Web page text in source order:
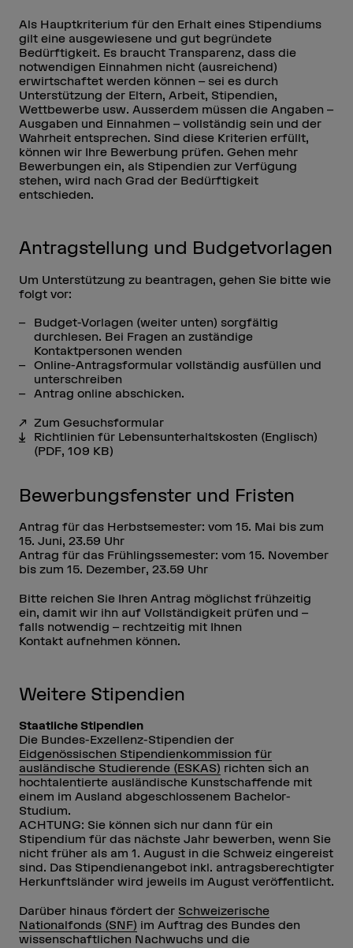
Als Hauptkriterium für den Erhalt eines Stipendiums
gilt eine ausgewiesene und gut begründete
Bedürftigkeit. Es braucht Transparenz, dass die
notwendigen Einnahmen nicht (ausreichend)
erwirtschaftet werden können – sei es durch
Unterstützung der Eltern, Arbeit, Stipendien,
Wettbewerbe usw. Ausserdem müssen die Angaben –
Ausgaben und Einnahmen – vollständig sein und der
Wahrheit entsprechen. Sind diese Kriterien erfüllt,
können wir Ihre Bewerbung prüfen. Gehen mehr
Bewerbungen ein, als Stipendien zur Verfügung
stehen, wird nach Grad der Bedürftigkeit
entschieden.
Antragstellung und Budgetvorlagen
Um Unterstützung zu beantragen, gehen Sie bitte wie
folgt vor:
Budget-Vorlagen (weiter unten) sorgfältig
durchlesen. Bei Fragen an zuständige
Kontaktpersonen wenden
Online-Antragsformular vollständig ausfüllen und
unterschreiben
Antrag online abschicken.
Zum Gesuchsformular
Richtlinien für Lebensunterhaltskosten (Englisch)
(PDF, 109 KB)
Bewerbungsfenster und Fristen
Antrag für das Herbstsemester: vom 15. Mai bis zum
15. Juni, 23.59 Uhr
Antrag für das Frühlingssemester: vom 15. November
bis zum 15. Dezember, 23.59 Uhr
Bitte reichen Sie Ihren Antrag möglichst frühzeitig
ein, damit wir ihn auf Vollständigkeit prüfen und –
falls notwendig – rechtzeitig mit Ihnen
Kontakt aufnehmen können.
Weitere Stipendien
Staatliche Stipendien
Die Bundes-Exzellenz-Stipendien der
Eidgenössischen Stipendienkommission für
ausländische Studierende (ESKAS) richten sich an
hochtalentierte ausländische Kunstschaffende mit
einem im Ausland abgeschlossenem Bachelor-
Studium.
ACHTUNG: Sie können sich nur dann für ein
Stipendium für das nächste Jahr bewerben, wenn Sie
nicht früher als am 1. August in die Schweiz eingereist
sind. Das Stipendienangebot inkl. antragsberechtigter
Herkunftsländer wird jeweils im August veröffentlicht.
Darüber hinaus fördert der Schweizerische
Nationalfonds (SNF) im Auftrag des Bundes den
wissenschaftlichen Nachwuchs und die